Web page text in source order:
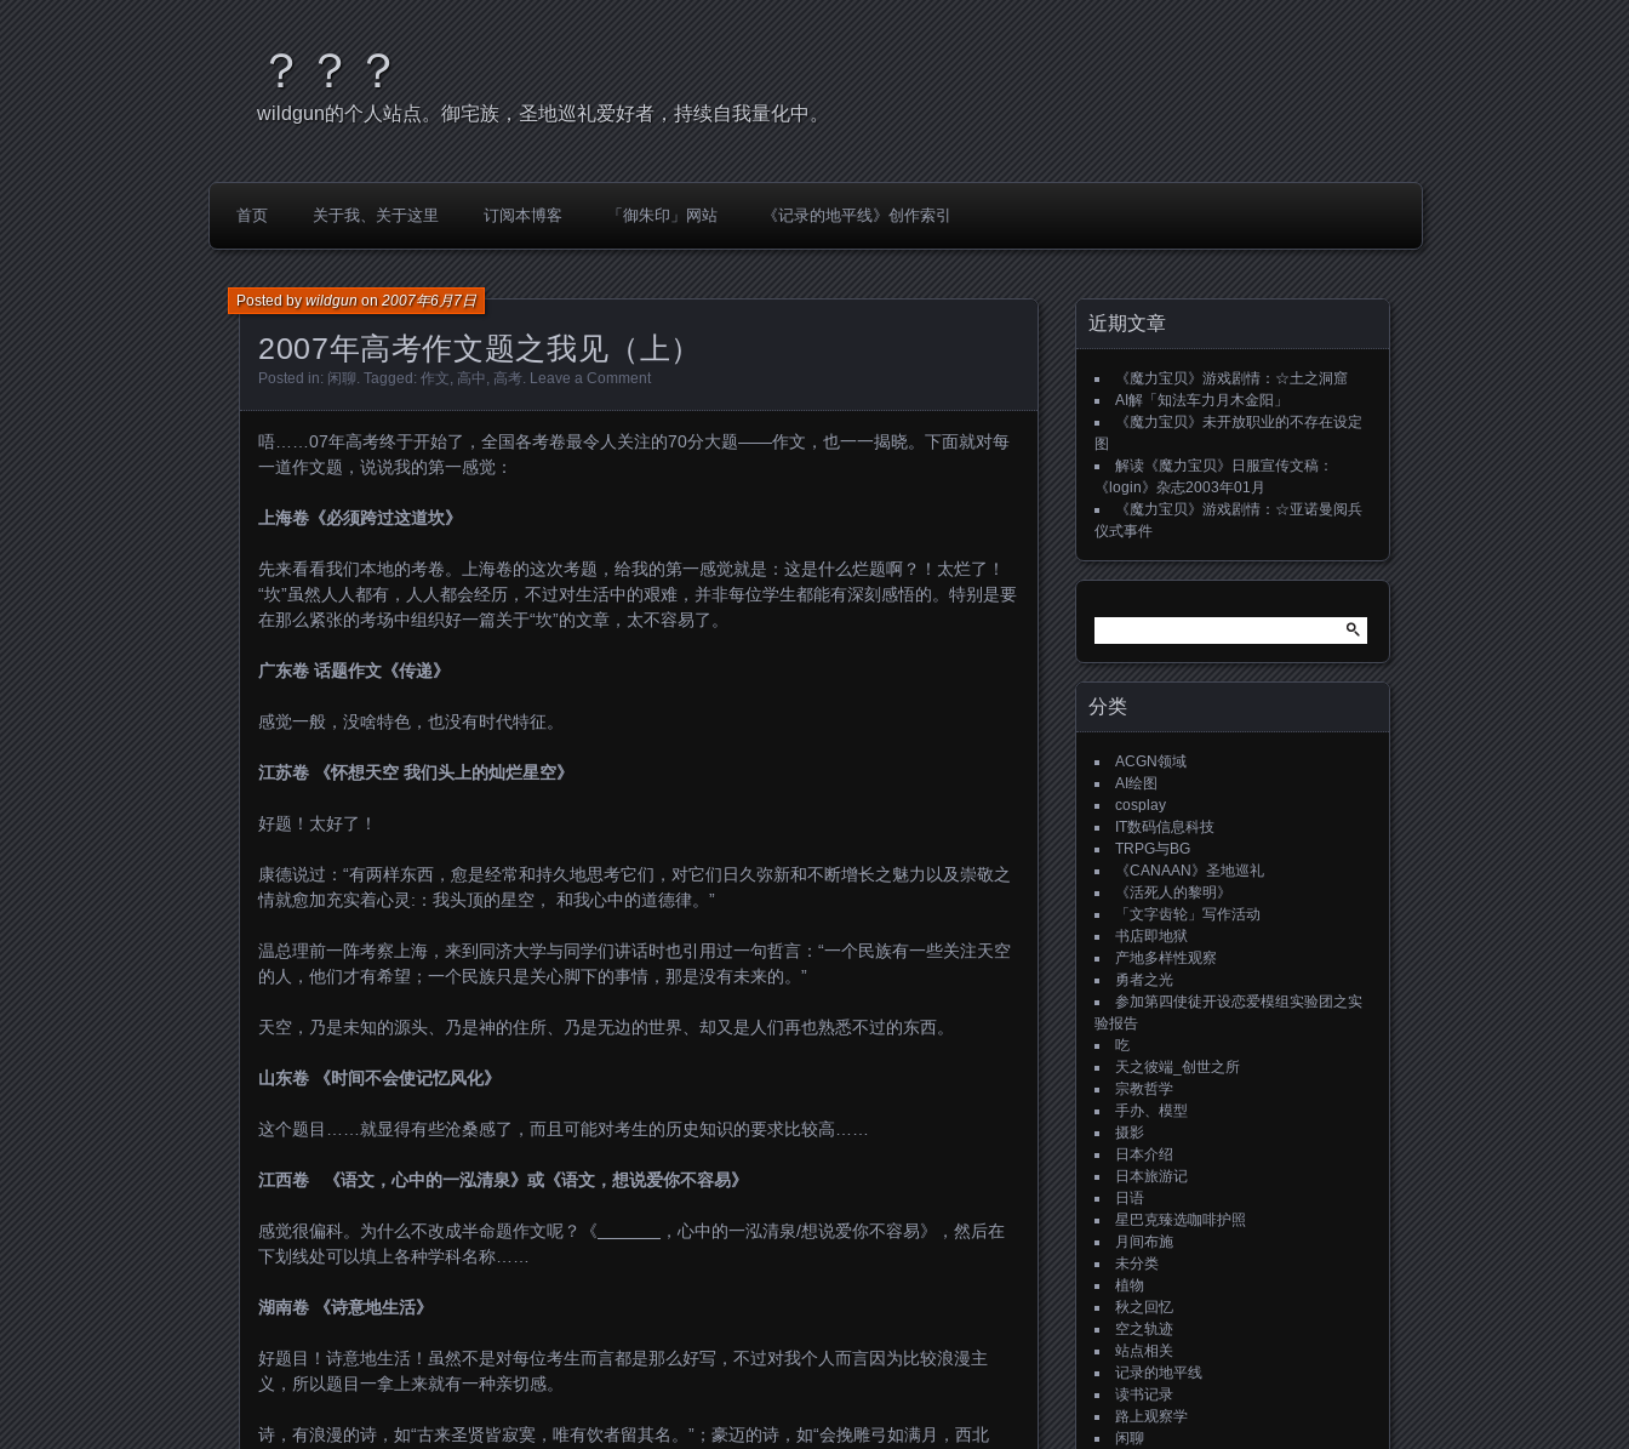
？？？
wildgun的个人站点。御宅族，圣地巡礼爱好者，持续自我量化中。
首页 关于我、关于这里 订阅本博客 「御朱印」网站 《记录的地平线》创作索引
2007年高考作文题之我见（上）
Posted bywildgunon2007年6月7日
Posted in: 闲聊. Tagged: 作文, 高中, 高考. Leave a Comment
唔……07年高考终于开始了，全国各考卷最令人关注的70分大题——作文，也一一揭晓。下面就对每
一道作文题，说说我的第一感觉：
上海卷《必须跨过这道坎》
先来看看我们本地的考卷。上海卷的这次考题，给我的第一感觉就是：这是什么烂题啊？！太烂了！
“坎”虽然人人都有，人人都会经历，不过对生活中的艰难，并非每位学生都能有深刻感悟的。特别是要
在那么紧张的考场中组织好一篇关于“坎”的文章，太不容易了。
广东卷 话题作文《传递》
感觉一般，没啥特色，也没有时代特征。
江苏卷 《怀想天空 我们头上的灿烂星空》
好题！太好了！
康德说过：“有两样东西，愈是经常和持久地思考它们，对它们日久弥新和不断增长之魅力以及崇敬之
情就愈加充实着心灵:：我头顶的星空， 和我心中的道德律。”
温总理前一阵考察上海，来到同济大学与同学们讲话时也引用过一句哲言：“一个民族有一些关注天空
的人，他们才有希望；一个民族只是关心脚下的事情，那是没有未来的。”
天空，乃是未知的源头、乃是神的住所、乃是无边的世界、却又是人们再也熟悉不过的东西。
山东卷 《时间不会使记忆风化》
这个题目……就显得有些沧桑感了，而且可能对考生的历史知识的要求比较高……
江西卷 《语文，心中的一泓清泉》或《语文，想说爱你不容易》
感觉很偏科。为什么不改成半命题作文呢？《
，心中的一泓清泉/想说爱你不容易》，然后在
下划线处可以填上各种学科名称……
湖南卷 《诗意地生活》
好题目！诗意地生活！虽然不是对每位考生而言都是那么好写，不过对我个人而言因为比较浪漫主
义，所以题目一拿上来就有一种亲切感。
诗，有浪漫的诗，如“古来圣贤皆寂寞，唯有饮者留其名。”；豪迈的诗，如“会挽雕弓如满月，西北
近期文章
《魔力宝贝》游戏剧情：☆土之洞窟
AI解「知法车力月木金阳」
《魔力宝贝》未开放职业的不存在设定
图
解读《魔力宝贝》日服宣传文稿：
《login》杂志2003年01月
《魔力宝贝》游戏剧情：☆亚诺曼阅兵
仪式事件
索：
分类
ACGN领域
AI绘图
cosplay
IT数码信息科技
TRPG与BG
《CANAAN》圣地巡礼
《活死人的黎明》
「文字齿轮」写作活动
书店即地狱
产地多样性观察
勇者之光
参加第四使徒开设恋爱模组实验团之实
验报告
吃
天之彼端_创世之所
宗教哲学
手办、模型
摄影
日本介绍
日本旅游记
日语
星巴克臻选咖啡护照
月间布施
未分类
植物
秋之回忆
空之轨迹
站点相关
记录的地平线
读书记录
路上观察学
闲聊